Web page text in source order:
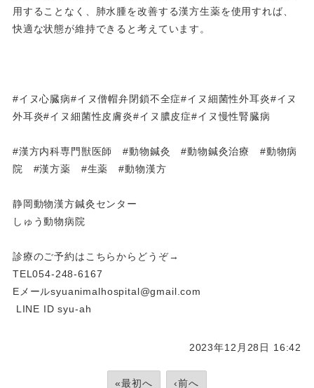
用することなく、肺水腫を改善する漢方生薬を使用すれば、
快適な状態が維持できると考えています。
#イヌ心臓病#イヌ僧帽弁閉鎖不全症#イヌ細菌性外耳炎#イヌ
外耳炎#イヌ細菌性皮膚炎#イヌ膿皮症#イヌ慢性腎臓病
#漢方内科専門獣医師 #動物鍼灸 #動物鍼灸治療 #動物病
院 #漢方薬 #生薬 #動物漢方
静岡動物漢方鍼灸センター
しゅう動物病院
診療のご予約はこちらからどうぞ→
TEL054-248-6167
Eメールsyuanimalhospital@gmail.com
LINE ID syu-ah
2023年12月28日 16:42
«最初へ ‹前へ